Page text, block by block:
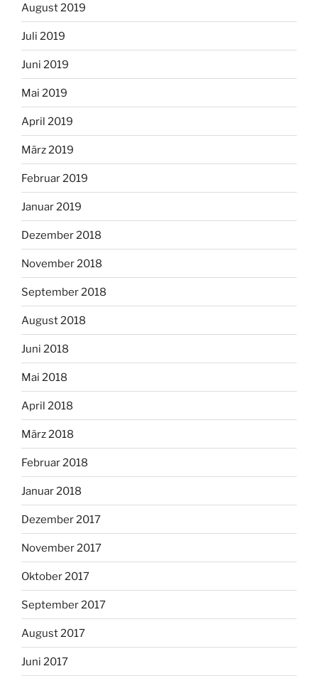
August 2019
Juli 2019
Juni 2019
Mai 2019
April 2019
März 2019
Februar 2019
Januar 2019
Dezember 2018
November 2018
September 2018
August 2018
Juni 2018
Mai 2018
April 2018
März 2018
Februar 2018
Januar 2018
Dezember 2017
November 2017
Oktober 2017
September 2017
August 2017
Juni 2017